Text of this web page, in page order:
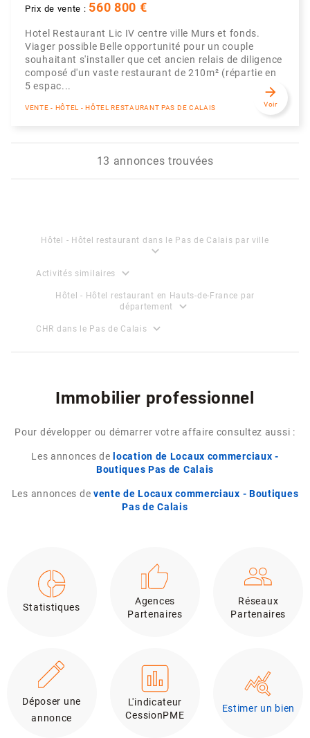
Prix de vente : 560 800 €
Hotel Restaurant Lic IV centre ville Murs et fonds.
Viager possible Belle opportunité pour un couple
souhaitant s'installer que cet ancien relais de diligence
composé d'un vaste restaurant de 210m² (répartie en
5 espac...
VENTE - HÔTEL - HÔTEL RESTAURANT PAS DE CALAIS
arrow_forward
Voir
13 annonces trouvées
Hôtel - Hôtel restaurant dans le Pas de Calais par ville
expand_more
Activités similaires expand_more
Hôtel - Hôtel restaurant en Hauts-de-France par
département
expand_more
CHR dans le Pas de Calais expand_more
Immobilier professionnel
Pour développer ou démarrer votre affaire consultez aussi :
Les annonces de location de Locaux commerciaux -
Boutiques Pas de Calais
Les annonces de vente de Locaux commerciaux - Boutiques
Pas de Calais
Statistiques
Agences
Partenaires
Réseaux
Partenaires
Déposer une
annonce
L'indicateur
CessionPME
Estimer un bien